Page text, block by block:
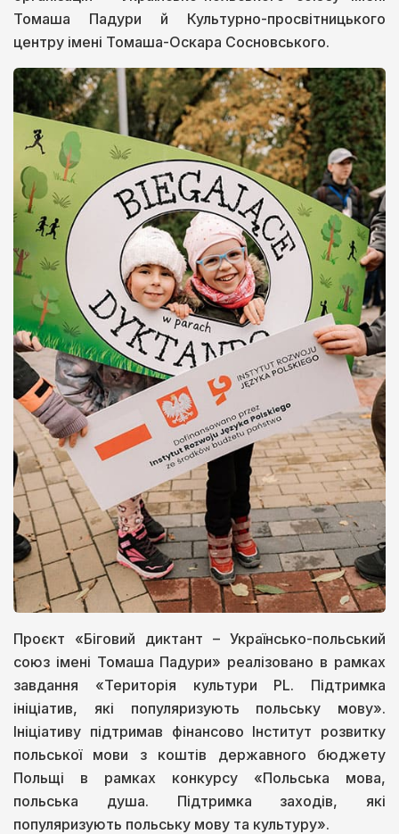
Томаша Падури й Культурно-просвітницького
центру імені Томаша-Оскара Сосновського.
Проєкт «Біговий диктант – Українсько-польський
союз імені Томаша Падури» реалізовано в рамках
завдання «Територія культури PL. Підтримка
ініціатив, які популяризують польську мову».
Ініціативу підтримав фінансово Інститут розвитку
польської мови з коштів державного бюджету
Польщі в рамках конкурсу «Польська мова,
польська душа. Підтримка заходів, які
популяризують польську мову та культуру».